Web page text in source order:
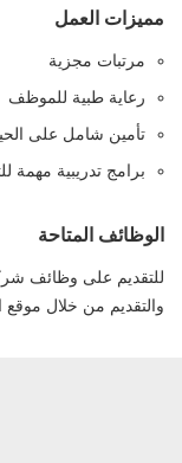
مميزات العمل
مرتبات مجزية
رعاية طبية للموظف
تأمين شامل على
برامج تدريبية مهمة
الوظائف المتاحة
والتقديم من خلال